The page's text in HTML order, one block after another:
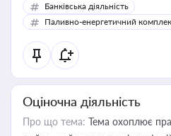
Банківська діяльність
Паливно-енергетичний
Оціночна діяльність
Про що тема: Тема охоплює